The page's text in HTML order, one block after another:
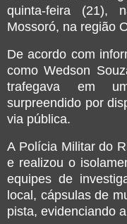
quinta-feira (21),
Mossoró, na região
De acordo com
comoWedson
trafegava em
surpreendido por
via pública.
A Polícia Militar do
e realizou o
equipes de
local, cápsulas de
pista, evidenciando